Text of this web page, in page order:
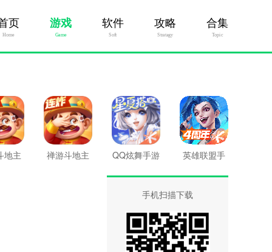
页
Home
游戏
Game
软件
Soft
攻略
Stratagy
合集
Topic
地主
禅游斗地主 QQ炫舞手游
英雄联盟手
手机扫描下载